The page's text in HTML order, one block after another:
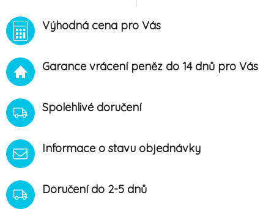
Potravina pro běžnou
konzumaci.Upozornění:
výrobek obsahuje lepek,
siřičitý, sóju. Výrobek může
obsahovat různé ořechy,
vejce a sezam.
Rose (devaterník penízkový)
to jedna z neznámějších a
n
Výhodná cena pro Vás
Garance vrácení peněz do 14 dnů pro Vás
Spolehlivé doručení
Informace o stavu objednávky
Doručení do 2-5 dnů